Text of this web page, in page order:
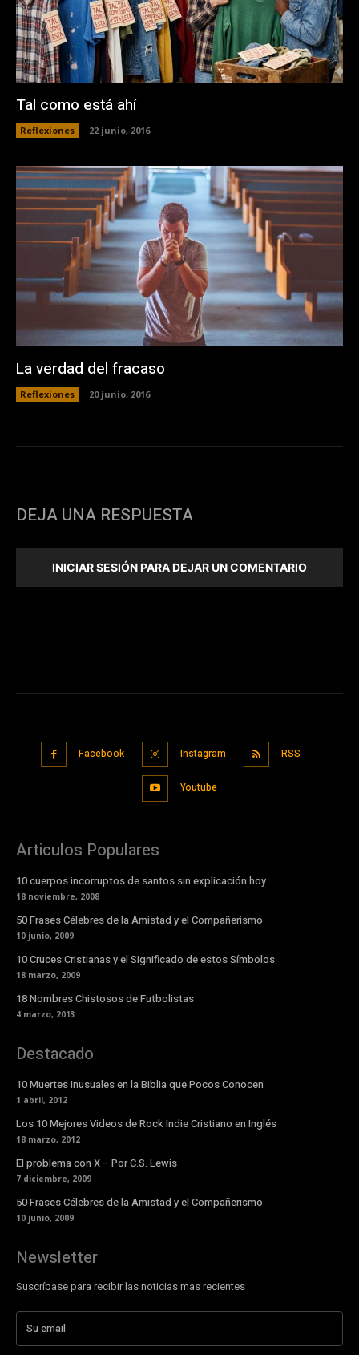
Tal como está ahí
Reflexiones 22 junio, 2016
La verdad del fracaso
Reflexiones 20 junio, 2016
DEJA UNA RESPUESTA
INICIAR SESIÓN PARA DEJAR UN COMENTARIO
Facebook Instagram RSS
Youtube
Articulos Populares
10 cuerpos incorruptos de santos sin explicación hoy
18 noviembre, 2008
50 Frases Célebres de la Amistad y el Compañerismo
10 junio, 2009
10 Cruces Cristianas y el Significado de estos Símbolos
18 marzo, 2009
18 Nombres Chistosos de Futbolistas
4 marzo, 2013
Destacado
10 Muertes Inusuales en la Biblia que Pocos Conocen
1 abril, 2012
Los 10 Mejores Videos de Rock Indie Cristiano en Inglés
18 marzo, 2012
El problema con X – Por C.S. Lewis
7 diciembre, 2009
50 Frases Célebres de la Amistad y el Compañerismo
10 junio, 2009
Newsletter
Suscríbase para recibir las noticias mas recientes